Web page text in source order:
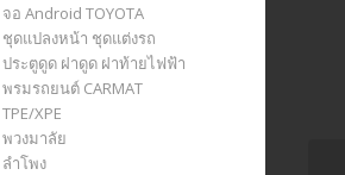
จอ Android TOYOTA
ชุดแปลงหน้า ชุดแต่งรถ
ประตูดูด ฝาดูด ฝาท้ายไฟฟ้า
พรมรถยนต์ CARMAT
TPE/XPE
พวงมาลัย
ลำโพง